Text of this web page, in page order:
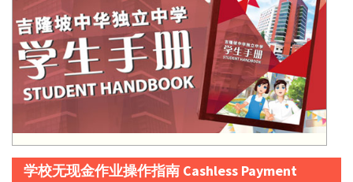
学校无现金作业操作指南 Cashless Payment